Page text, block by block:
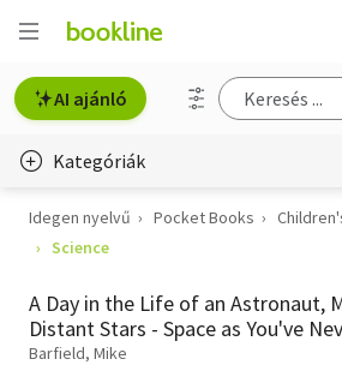
AI ajánló
Kategóriák
Életmód, egészség
Gyermek- és ifjúsági
Idegen nyelvű Pocket Books
Science
A Day in the Life of an Astronaut,
Distant Stars - Space as You've
Barfield, Mike